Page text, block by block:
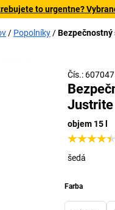
to urgentne?
Popolníky
Čís.:
Justrite
objem 15 l
šedá
Farba